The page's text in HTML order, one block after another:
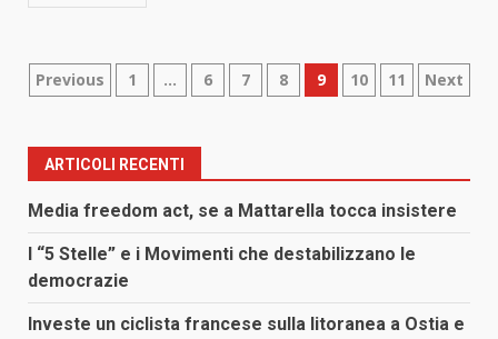
Paginazione
articoli
Previous 1 … 6 7 8 9 10 11 Next
ARTICOLI RECENTI
Media freedom act, se a Mattarella tocca insistere
I “5 Stelle” e i Movimenti che destabilizzano le
democrazie
Investe un ciclista francese sulla litoranea a Ostia e